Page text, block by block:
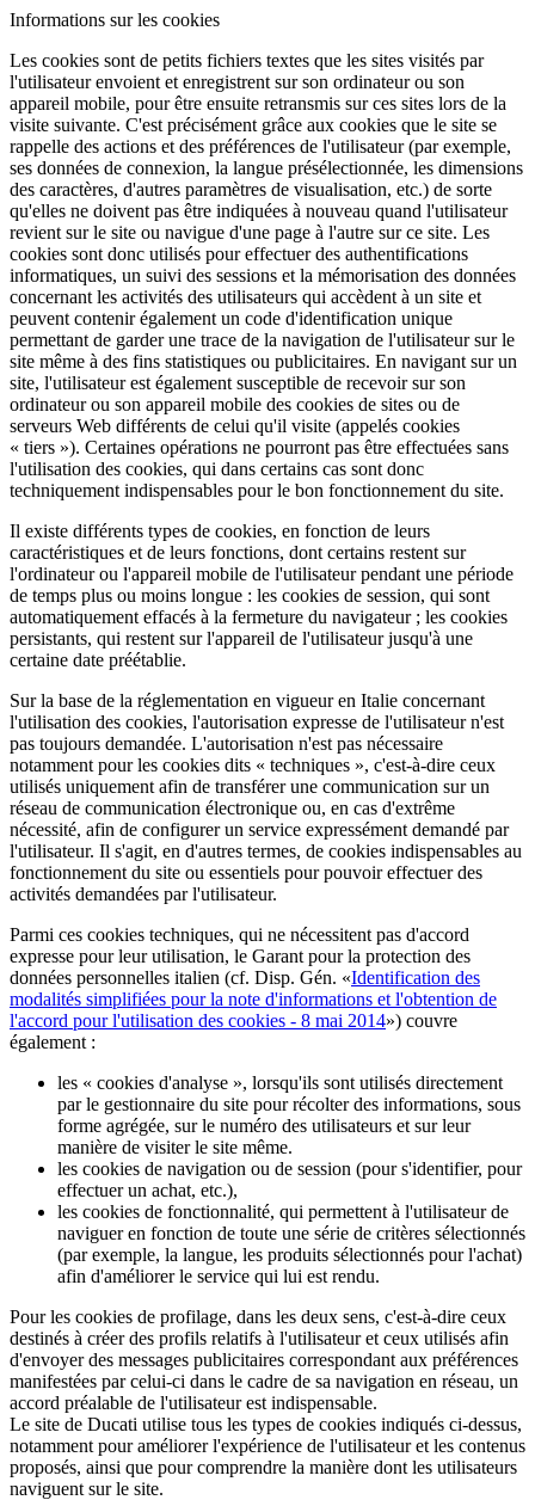
Informations sur les cookies
Les cookies sont de petits fichiers textes que les sites visités par
l'utilisateur envoient et enregistrent sur son ordinateur ou son
appareil mobile, pour être ensuite retransmis sur ces sites lors de la
visite suivante. C'est précisément grâce aux cookies que le site se
rappelle des actions et des préférences de l'utilisateur (par exemple,
ses données de connexion, la langue présélectionnée, les dimensions
des caractères, d'autres paramètres de visualisation, etc.) de sorte
qu'elles ne doivent pas être indiquées à nouveau quand l'utilisateur
revient sur le site ou navigue d'une page à l'autre sur ce site. Les
cookies sont donc utilisés pour effectuer des authentifications
informatiques, un suivi des sessions et la mémorisation des données
concernant les activités des utilisateurs qui accèdent à un site et
peuvent contenir également un code d'identification unique
permettant de garder une trace de la navigation de l'utilisateur sur le
site même à des fins statistiques ou publicitaires. En navigant sur un
site, l'utilisateur est également susceptible de recevoir sur son
ordinateur ou son appareil mobile des cookies de sites ou de
serveurs Web différents de celui qu'il visite (appelés cookies
« tiers »). Certaines opérations ne pourront pas être effectuées sans
l'utilisation des cookies, qui dans certains cas sont donc
techniquement indispensables pour le bon fonctionnement du site.
Il existe différents types de cookies, en fonction de leurs
caractéristiques et de leurs fonctions, dont certains restent sur
l'ordinateur ou l'appareil mobile de l'utilisateur pendant une période
de temps plus ou moins longue : les cookies de session, qui sont
automatiquement effacés à la fermeture du navigateur ; les cookies
persistants, qui restent sur l'appareil de l'utilisateur jusqu'à une
certaine date préétablie.
Sur la base de la réglementation en vigueur en Italie concernant
l'utilisation des cookies, l'autorisation expresse de l'utilisateur n'est
pas toujours demandée. L'autorisation n'est pas nécessaire
notamment pour les cookies dits « techniques », c'est-à-dire ceux
utilisés uniquement afin de transférer une communication sur un
réseau de communication électronique ou, en cas d'extrême
nécessité, afin de configurer un service expressément demandé par
l'utilisateur. Il s'agit, en d'autres termes, de cookies indispensables au
fonctionnement du site ou essentiels pour pouvoir effectuer des
activités demandées par l'utilisateur.
Parmi ces cookies techniques, qui ne nécessitent pas d'accord
expresse pour leur utilisation, le Garant pour la protection des
données personnelles italien (cf. Disp. Gén. «Identification des
modalités simplifiées pour la note d'informations et l'obtention de
l'accord pour l'utilisation des cookies - 8 mai 2014») couvre
également :
les « cookies d'analyse », lorsqu'ils sont utilisés directement
par le gestionnaire du site pour récolter des informations, sous
forme agrégée, sur le numéro des utilisateurs et sur leur
manière de visiter le site même.
les cookies de navigation ou de session (pour s'identifier, pour
effectuer un achat, etc.),
les cookies de fonctionnalité, qui permettent à l'utilisateur de
naviguer en fonction de toute une série de critères sélectionnés
(par exemple, la langue, les produits sélectionnés pour l'achat)
afin d'améliorer le service qui lui est rendu.
Pour les cookies de profilage, dans les deux sens, c'est-à-dire ceux
destinés à créer des profils relatifs à l'utilisateur et ceux utilisés afin
d'envoyer des messages publicitaires correspondant aux préférences
manifestées par celui-ci dans le cadre de sa navigation en réseau, un
accord préalable de l'utilisateur est indispensable.
Le site de Ducati utilise tous les types de cookies indiqués ci-dessus,
notamment pour améliorer l'expérience de l'utilisateur et les contenus
proposés, ainsi que pour comprendre la manière dont les utilisateurs
naviguent sur le site.